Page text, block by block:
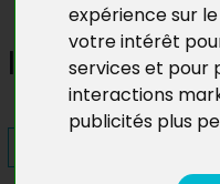
expérience sur
votre intérêt
services et pour
interactions
publicités plus
Izoria et